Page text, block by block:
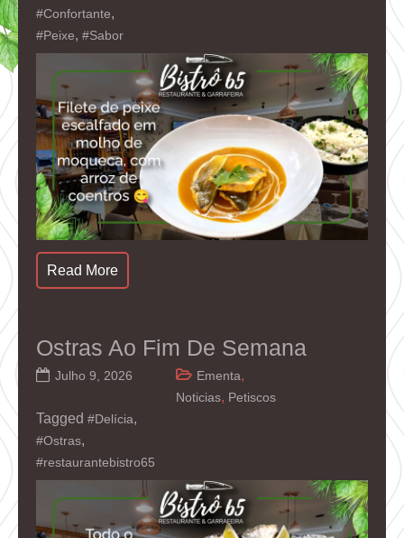
#Confortante,
#Peixe, #Sabor
Read More
Ostras Ao Fim De Semana
Julho 9, 2026 Ementa,
Noticias, Petiscos
Tagged #Delícia,
#Ostras,
#restaurantebistro65